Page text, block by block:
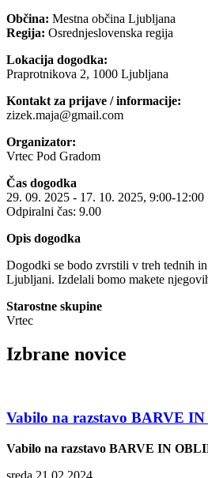
Občina: Mestna občina Ljubljana
Regija: Osrednjeslovenska regija
Lokacija dogodka:
Praprotnikova 2, 1000 Ljubljana
Kontakt za prijave / informacije:
zizek.maja@gmail.com
Organizator:
Vrtec Pod Gradom
Čas dogodka
29. 09. 2025 - 17. 10. 2025, 9:00-12:00
Odpiralni čas: 9.00
Opis dogodka
Dogodki se bodo zvrstili v treh tednih
Ljubljani. Izdelali bomo makete
Starostne skupine
Vrtec
Izbrane novice
Vabilo na razstavo BARVE
Vabilo na razstavo BARVE IN
sreda 21.02.2024